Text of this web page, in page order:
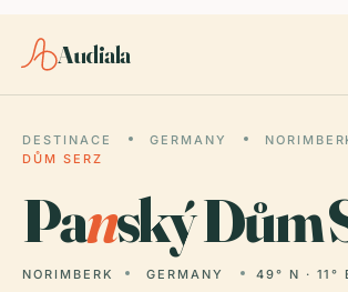
Audiala
DESTINACE GERMANY
DŮM SERZ
Panský Dům
NORIMBERK GERMANY 49° N · 11°